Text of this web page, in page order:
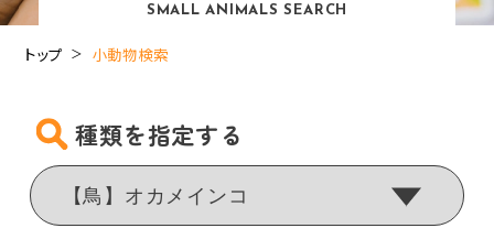
SMALL ANIMALS SEARCH
トップ 小動物検索
種類を指定する